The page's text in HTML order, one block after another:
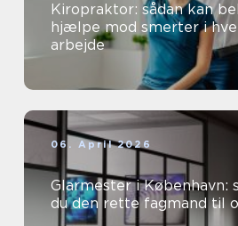
Kiropraktor: sådan kan
hjælpe mod smerter i
arbejde
06. April 2026
Glarmester i København:
du den rette fagmand til